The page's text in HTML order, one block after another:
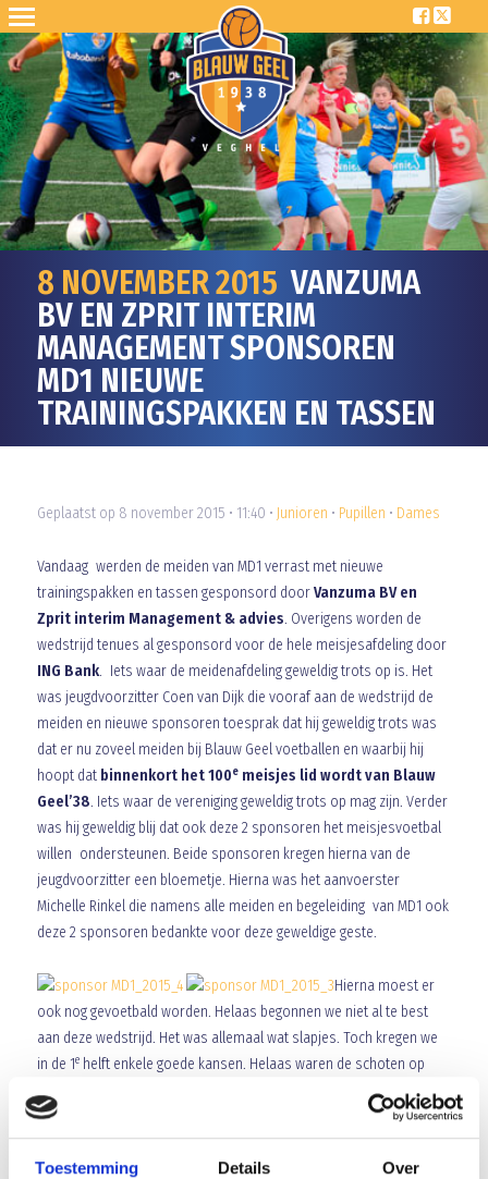
Toestemming Details Over
8 NOVEMBER 2015 VANZUMA
BV EN ZPRIT INTERIM
MANAGEMENT SPONSOREN
MD1 NIEUWE
TRAININGSPAKKEN EN TASSEN
Geplaatst op 8 november 2015 • 11:40 • Junioren • Pupillen • Dames
Vandaag werden de meiden van MD1 verrast met nieuwe
trainingspakken en tassen gesponsord doorVanzuma BV en
Zprit interim Management & advies. Overigens worden de
wedstrijd tenues al gesponsord voor de hele meisjesafdeling door
ING Bank. Iets waar de meidenafdeling geweldig trots op is. Het
was jeugdvoorzitter Coen van Dijk die vooraf aan de wedstrijd de
meiden en nieuwe sponsoren toesprak dat hij geweldig trots was
dat er nu zoveel meiden bij Blauw Geel voetballen en waarbij hij
hoopt dat binnenkort het 100emeisjes lid wordt van Blauw
Geel’38. Iets waar de vereniging geweldig trots op mag zijn. Verder
was hij geweldig blij dat ook deze 2 sponsoren het meisjesvoetbal
willen ondersteunen. Beide sponsoren kregen hierna van de
jeugdvoorzitter een bloemetje. Hierna was het aanvoerster
Michelle Rinkel die namens alle meiden en begeleiding van MD1 ook
deze 2 sponsoren bedankte voor deze geweldige geste.
Hierna moest er
ook nog gevoetbald worden. Helaas begonnen we niet al te best
aan deze wedstrijd. Het was allemaal wat slapjes. Toch kregen we
in de 1ehelft enkele goede kansen. Helaas waren de schoten op
goal te zwak of speelde we de bal op het juiste moment niet goed
af. De ruststand was dan ook 0-0. Ook in de 2
helft wilde het niet
lukken vandaag. We kregen in de 2ehelft weer enkele goede kansen
maar wederom was de afwerking te matig. Het was dan ook